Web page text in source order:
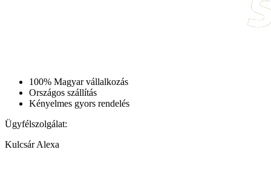
100% Magyar vállalkozás
Országos szállítás
Kényelmes gyors rendelés
Ügyfélszolgálat:
Kulcsár Alexa